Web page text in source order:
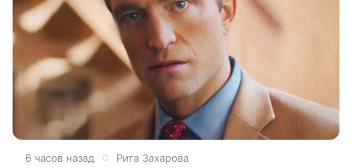
6 часов назад Рита Захарова